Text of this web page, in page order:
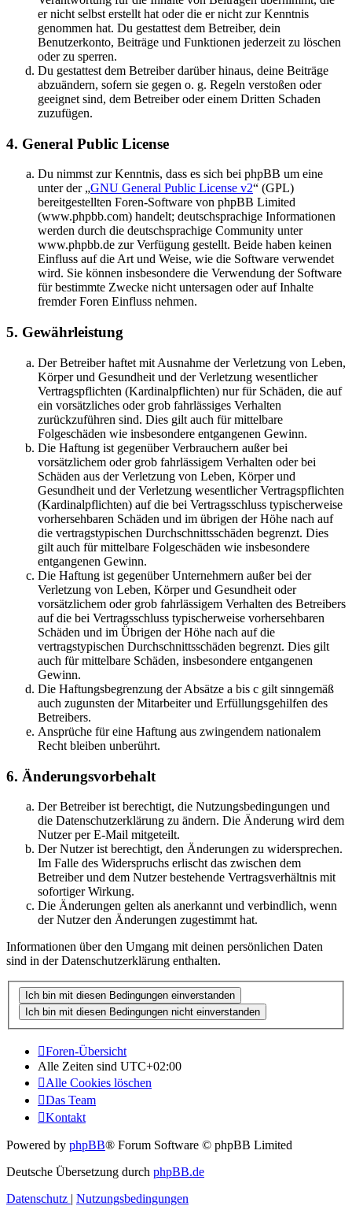
er nicht selbst erstellt hat oder die er nicht zur Kenntnis
genommen hat. Du gestattest dem Betreiber, dein
Benutzerkonto, Beiträge und Funktionen jederzeit zu löschen
oder zu sperren.
Du gestattest dem Betreiber darüber hinaus, deine Beiträge
abzuändern, sofern sie gegen o. g. Regeln verstoßen oder
geeignet sind, dem Betreiber oder einem Dritten Schaden
zuzufügen.
4. General Public License
Du nimmst zur Kenntnis, dass es sich bei phpBB um eine
unter der „GNU General Public License v2“ (GPL)
bereitgestellten Foren-Software von phpBB Limited
(www.phpbb.com) handelt; deutschsprachige Informationen
werden durch die deutschsprachige Community unter
www.phpbb.de zur Verfügung gestellt. Beide haben keinen
Einfluss auf die Art und Weise, wie die Software verwendet
wird. Sie können insbesondere die Verwendung der Software
für bestimmte Zwecke nicht untersagen oder auf Inhalte
fremder Foren Einfluss nehmen.
5. Gewährleistung
Der Betreiber haftet mit Ausnahme der Verletzung von Leben,
Körper und Gesundheit und der Verletzung wesentlicher
Vertragspflichten (Kardinalpflichten) nur für Schäden, die auf
ein vorsätzliches oder grob fahrlässiges Verhalten
zurückzuführen sind. Dies gilt auch für mittelbare
Folgeschäden wie insbesondere entgangenen Gewinn.
Die Haftung ist gegenüber Verbrauchern außer bei
vorsätzlichem oder grob fahrlässigem Verhalten oder bei
Schäden aus der Verletzung von Leben, Körper und
Gesundheit und der Verletzung wesentlicher Vertragspflichten
(Kardinalpflichten) auf die bei Vertragsschluss typischerweise
vorhersehbaren Schäden und im übrigen der Höhe nach auf
die vertragstypischen Durchschnittsschäden begrenzt. Dies
gilt auch für mittelbare Folgeschäden wie insbesondere
entgangenen Gewinn.
Die Haftung ist gegenüber Unternehmern außer bei der
Verletzung von Leben, Körper und Gesundheit oder
vorsätzlichem oder grob fahrlässigem Verhalten des Betreibers
auf die bei Vertragsschluss typischerweise vorhersehbaren
Schäden und im Übrigen der Höhe nach auf die
vertragstypischen Durchschnittsschäden begrenzt. Dies gilt
auch für mittelbare Schäden, insbesondere entgangenen
Gewinn.
Die Haftungsbegrenzung der Absätze a bis c gilt sinngemäß
auch zugunsten der Mitarbeiter und Erfüllungsgehilfen des
Betreibers.
Ansprüche für eine Haftung aus zwingendem nationalem
Recht bleiben unberührt.
6. Änderungsvorbehalt
Der Betreiber ist berechtigt, die Nutzungsbedingungen und
die Datenschutzerklärung zu ändern. Die Änderung wird dem
Nutzer per E-Mail mitgeteilt.
Der Nutzer ist berechtigt, den Änderungen zu widersprechen.
Im Falle des Widerspruchs erlischt das zwischen dem
Betreiber und dem Nutzer bestehende Vertragsverhältnis mit
sofortiger Wirkung.
Die Änderungen gelten als anerkannt und verbindlich, wenn
der Nutzer den Änderungen zugestimmt hat.
Informationen über den Umgang mit deinen persönlichen Daten
sind in der Datenschutzerklärung enthalten.
Foren-Übersicht
Alle Zeiten sind UTC+02:00
Alle Cookies löschen
Das Team
Kontakt
Powered by phpBB® Forum Software © phpBB Limited
Deutsche Übersetzung durch phpBB.de
Datenschutz | Nutzungsbedingungen